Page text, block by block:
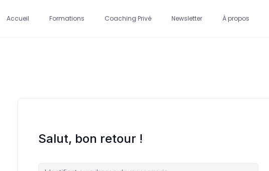
Accueil Formations Coaching Privé Newsletter À propos
Salut, bon retour !